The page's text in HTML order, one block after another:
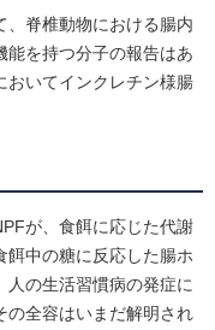
、脊椎動物における腸内
能を持つ分子の報告はあ
おいてインクレチン様腸
が、食餌に応じた代謝
餌中の糖に反応した腸ホ
人の生活習慣病の発症に
の全容はいまだ解明され